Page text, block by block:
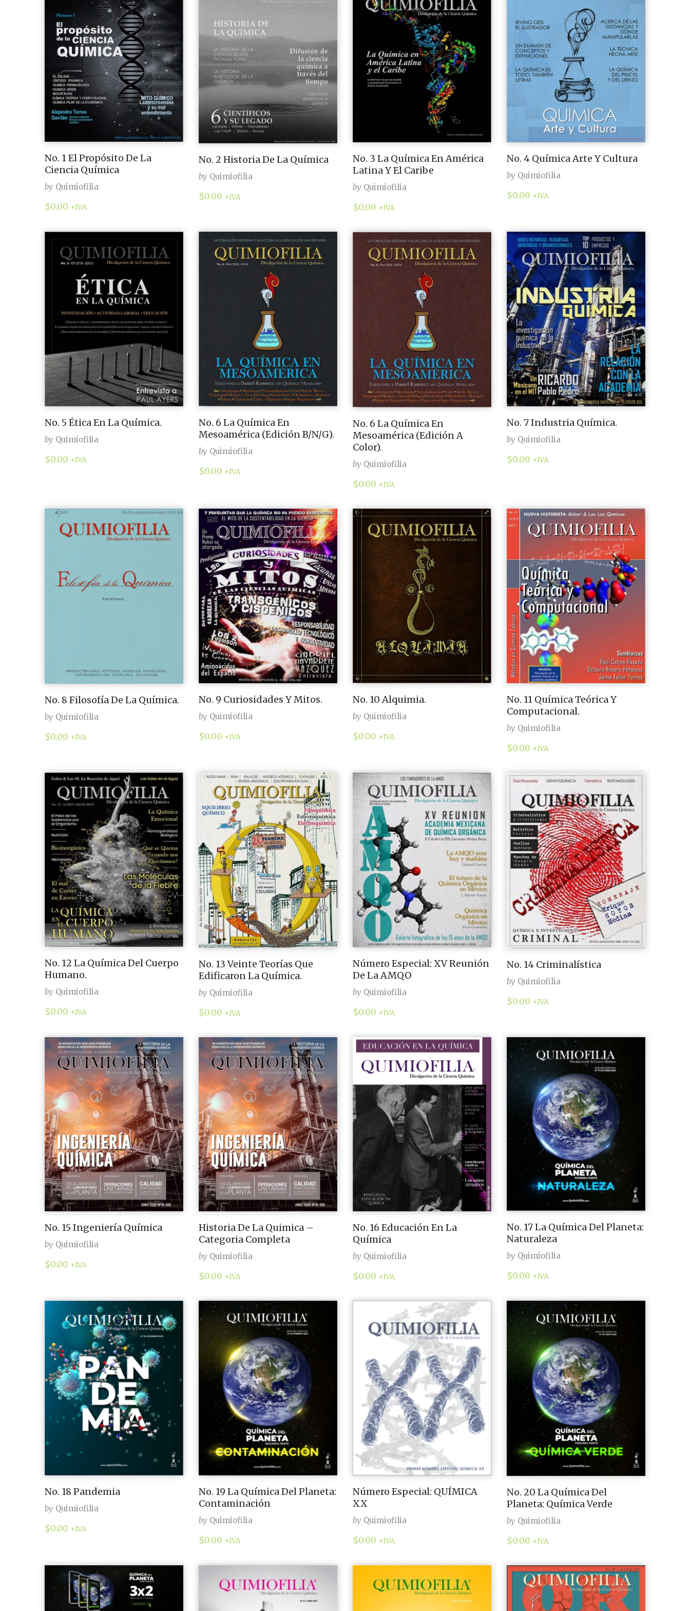
No. 1 El Propósito De La
Ciencia Química
by Quimiofilia
$0.00 +IVA
No. 2 Historia De La Química
by Quimiofilia
$0.00 +IVA
No. 3 La Química En América
Latina Y El Caribe
by Quimiofilia
$0.00 +IVA
No. 4 Química Arte Y Cultura
by Quimiofilia
$0.00 +IVA
No. 5 Ética En La Química.
by Quimiofilia
$0.00 +IVA
No. 6 La Química En
Mesoamérica (Edición B/N/G).
by Quimiofilia
$0.00 +IVA
No. 6 La Química En
Mesoamérica (Edición A
Color).
by Quimiofilia
$0.00 +IVA
No. 7 Industria Química.
by Quimiofilia
$0.00 +IVA
No. 8 Filosofía De La Química.
by Quimiofilia
$0.00 +IVA
No. 9 Curiosidades Y Mitos.
by Quimiofilia
$0.00 +IVA
No. 10 Alquimia.
by Quimiofilia
$0.00 +IVA
No. 11 Química Teórica Y
Computacional.
by Quimiofilia
$0.00 +IVA
No. 12 La Química Del Cuerpo
Humano.
by Quimiofilia
$0.00 +IVA
No. 13 Veinte Teorías Que
Edificaron La Química.
by Quimiofilia
$0.00 +IVA
Número Especial: XV Reunión
De La AMQO
by Quimiofilia
$0.00 +IVA
No. 14 Criminalística
by Quimiofilia
$0.00 +IVA
No. 15 Ingeniería Química
by Quimiofilia
$0.00 +IVA
Historia De La Quimica –
Categoria Completa
by Quimiofilia
$0.00 +IVA
No. 16 Educación En La
Química
by Quimiofilia
$0.00 +IVA
No. 17 La Química Del Planeta:
Naturaleza
by Quimiofilia
$0.00 +IVA
No. 18 Pandemia
by Quimiofilia
$0.00 +IVA
No. 19 La Química Del Planeta:
Contaminación
by Quimiofilia
$0.00 +IVA
Número Especial: QUÍMICA
XX
by Quimiofilia
$0.00 +IVA
No. 20 La Química Del
Planeta: Química Verde
by Quimiofilia
$0.00 +IVA